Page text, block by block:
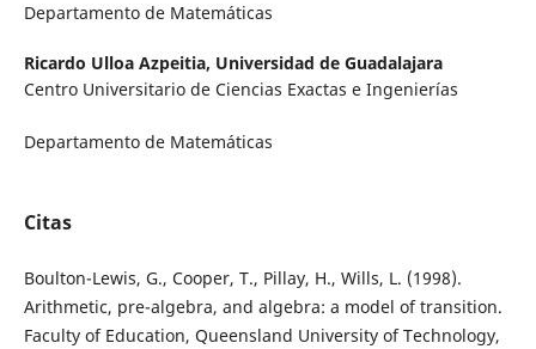
Departamento de Matemáticas
Ricardo Ulloa Azpeitia, Universidad de Guadalajara
Centro Universitario de Ciencias Exactas e Ingenierías
Departamento de Matemáticas
Citas
Boulton-Lewis, G., Cooper, T., Pillay, H., Wills, L. (1998).
Arithmetic, pre-algebra, and algebra: a model of transition.
Faculty of Education, Queensland University of Technology,